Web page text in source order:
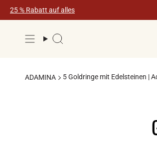
Inhalt
springen
25 % Rabatt auf alles
Suche
ADAMINA 5 Goldringe mit Edelsteinen |